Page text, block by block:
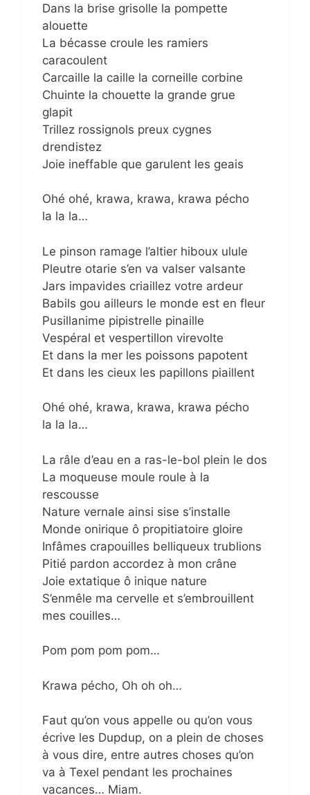
Dans la brise grisolle la pompette
alouette
La bécasse croule les ramiers
caracoulent
Carcaille la caille la corneille corbine
Chuinte la chouette la grande grue
glapit
Trillez rossignols preux cygnes
drendistez
Joie ineffable que garulent les geais
Ohé ohé, krawa, krawa, krawa pécho
la la la…
Le pinson ramage l’altier hiboux ulule
Pleutre otarie s’en va valser valsante
Jars impavides criaillez votre ardeur
Babils gou ailleurs le monde est en fleur
Pusillanime pipistrelle pinaille
Vespéral et vespertillon virevolte
Et dans la mer les poissons papotent
Et dans les cieux les papillons piaillent
Ohé ohé, krawa, krawa, krawa pécho
la la la…
La râle d’eau en a ras-le-bol plein le dos
La moqueuse moule roule à la
rescousse
Nature vernale ainsi sise s’installe
Monde onirique ô propitiatoire gloire
Infâmes crapouilles belliqueux trublions
Pitié pardon accordez à mon crâne
Joie extatique ô inique nature
S’enmêle ma cervelle et s’embrouillent
mes couilles…
Pom pom pom pom…
Krawa pécho, Oh oh oh…
Faut qu’on vous appelle ou qu’on vous
écrive les Dupdup, on a plein de choses
à vous dire, entre autres choses qu’on
va à Texel pendant les prochaines
vacances… Miam.